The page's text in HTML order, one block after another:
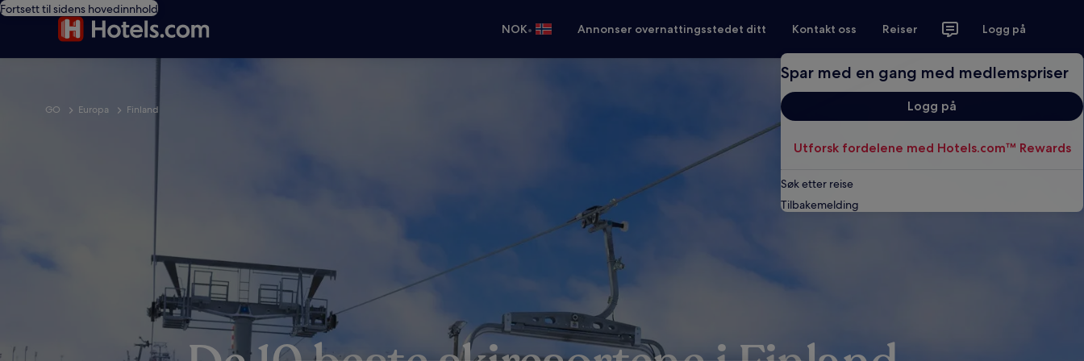
Fortsett til sidens hovedinnhold
NOK• Annonser overnattingsstedet ditt Kontakt oss Reiser Logg på
Spar med en gang med medlemspriser
Logg på
Utforsk fordelene med Hotels.com™ Rewards
Søk etter reise
Tilbakemelding
GO Europa Finland